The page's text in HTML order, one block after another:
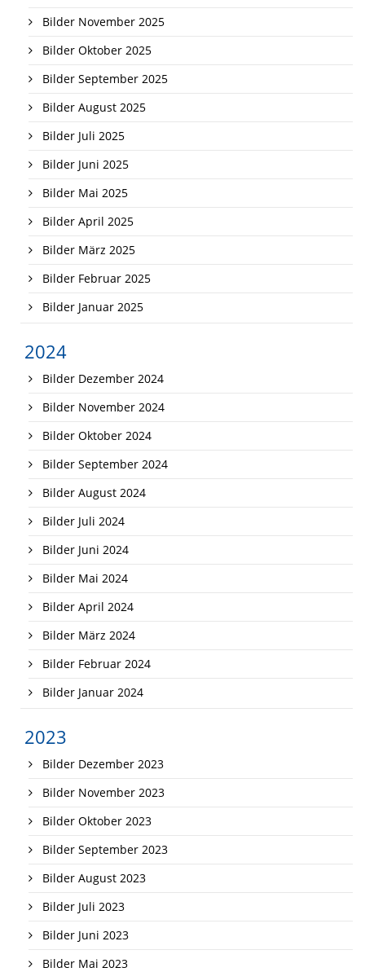
Bilder November 2025
Bilder Oktober 2025
Bilder September 2025
Bilder August 2025
Bilder Juli 2025
Bilder Juni 2025
Bilder Mai 2025
Bilder April 2025
Bilder März 2025
Bilder Februar 2025
Bilder Januar 2025
2024
Bilder Dezember 2024
Bilder November 2024
Bilder Oktober 2024
Bilder September 2024
Bilder August 2024
Bilder Juli 2024
Bilder Juni 2024
Bilder Mai 2024
Bilder April 2024
Bilder März 2024
Bilder Februar 2024
Bilder Januar 2024
2023
Bilder Dezember 2023
Bilder November 2023
Bilder Oktober 2023
Bilder September 2023
Bilder August 2023
Bilder Juli 2023
Bilder Juni 2023
Bilder Mai 2023